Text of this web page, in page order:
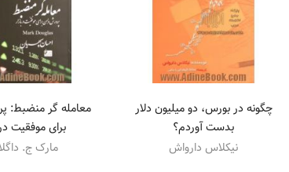
چگونه در بورس، دو میلیون دلار
بدست آوردم؟
نیکلاس دارواش
معامله گر منضبط:
برای موفقیت
مارک ج.